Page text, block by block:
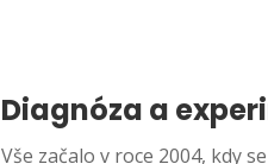
Diagnóza a
Vše začalo v roce 2004, kdy